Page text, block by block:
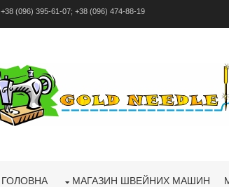
+38 (096) 395-61-07; +38 (096) 474-88-19
ГОЛОВНА МАГАЗИН ШВЕЙНИХ МАШИН